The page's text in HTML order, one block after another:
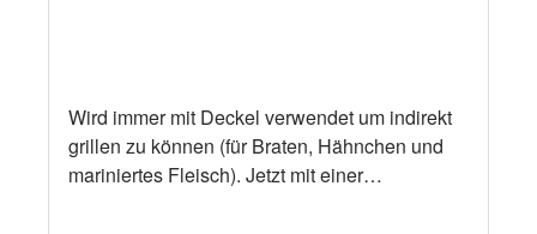
Wird immer mit Deckel verwendet um indirekt
grillen zu können (für Braten, Hähnchen und
mariniertes Fleisch). Jetzt mit einer